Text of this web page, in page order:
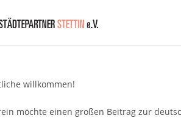
willkommen!
möchte einen großen Beitrag zur